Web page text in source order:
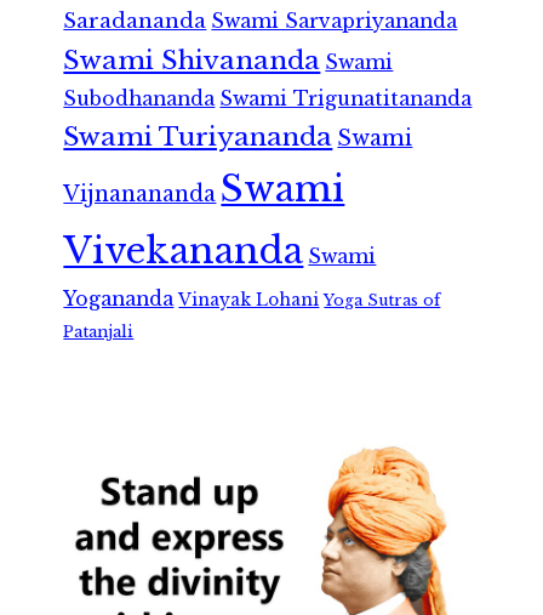
Saradananda Swami Sarvapriyananda
Swami Shivananda Swami
Subodhananda Swami Trigunatitananda
Swami Turiyananda Swami
Vijnanananda Swami
Vivekananda Swami
Yogananda Vinayak Lohani Yoga Sutras of
Patanjali